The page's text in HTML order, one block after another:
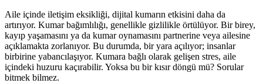
Aile içinde iletişim eksikliği, dijital kumarın etkisini daha da
artırıyor. Kumar bağımlılığı, genellikle gizlilikle örtülüyor. Bir birey,
kayıp yaşamasını ya da kumar oynamasını partnerine veya ailesine
açıklamakta zorlanıyor. Bu durumda, bir yara açılıyor; insanlar
birbirine yabancılaşıyor. Kumara bağlı olarak gelişen stres, aile
içindeki huzuru kaçırabilir. Yoksa bu bir kısır döngü mü? Sorular
bitmek bilmez.